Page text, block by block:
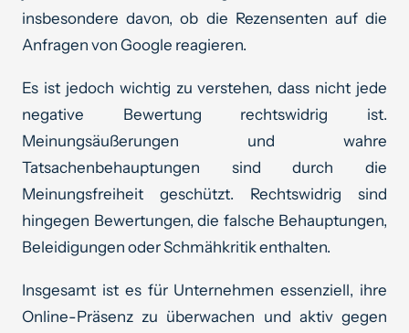
insbesondere davon, ob die Rezensenten auf die
Anfragen von Google reagieren.
Es ist jedoch wichtig zu verstehen, dass nicht jede
negative Bewertung rechtswidrig ist.
Meinungsäußerungen und wahre
Tatsachenbehauptungen sind durch die
Meinungsfreiheit geschützt. Rechtswidrig sind
hingegen Bewertungen, die falsche Behauptungen,
Beleidigungen oder Schmähkritik enthalten.
Insgesamt ist es für Unternehmen essenziell, ihre
Online-Präsenz zu überwachen und aktiv gegen